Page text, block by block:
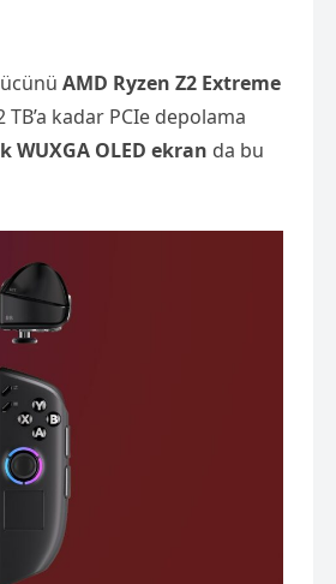
AMD Ryzen Z2 Extreme
kadar PCIe depolama
WUXGA OLED ekran da bu